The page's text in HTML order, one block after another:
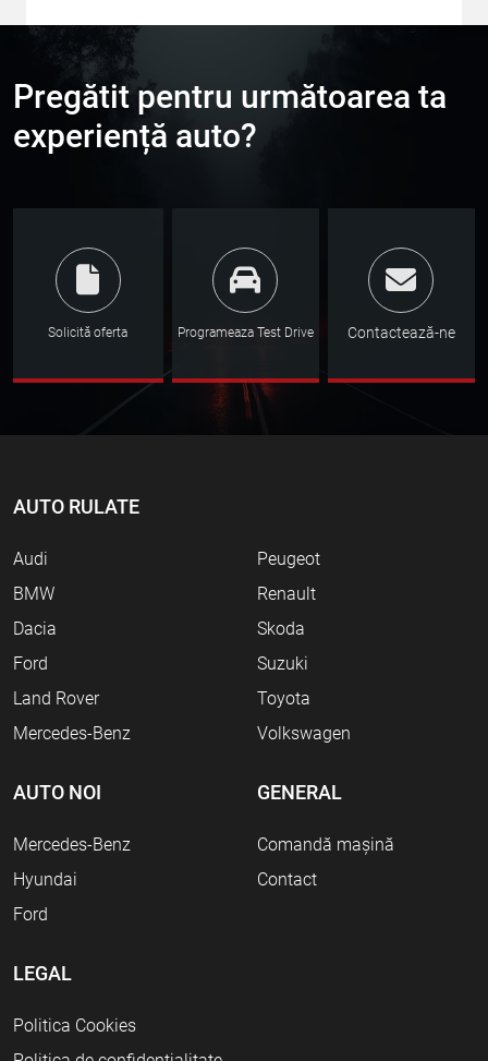
Pregătit pentru următoarea ta
experiență auto?
Solicită oferta Programeaza Test Drive Contactează-ne
AUTO RULATE
Audi
BMW
Dacia
Ford
Land Rover
Mercedes-Benz
Peugeot
Renault
Skoda
Suzuki
Toyota
Volkswagen
AUTO NOI
Mercedes-Benz
Hyundai
Ford
GENERAL
Comandă mașină
Contact
LEGAL
Politica Cookies